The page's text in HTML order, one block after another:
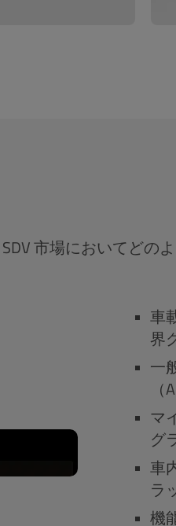
市場においてど
車
界
一
マ
グ
車
ラ
機